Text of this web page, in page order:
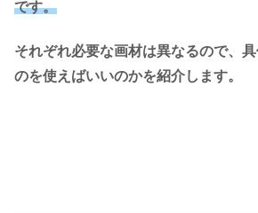
です。
それぞれ必要な画材は異なるので、
のを使えばいいのかを紹介します。